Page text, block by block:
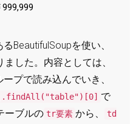
999,999
BeautifulSoupを使い、
した。内容としては、
プで読み込んでいき、
で
ーブルの tr要素 から、
td